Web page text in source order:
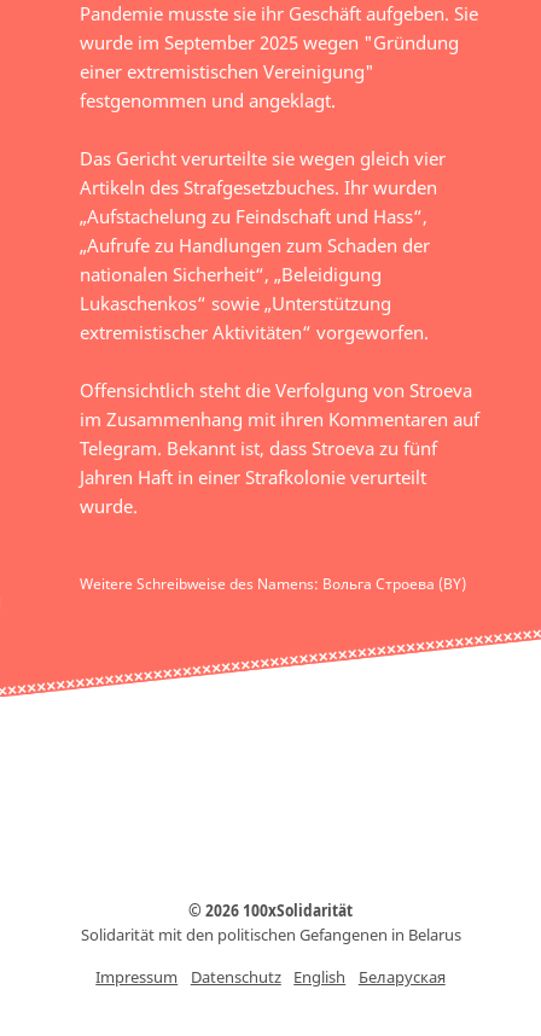
Pandemie musste sie ihr Geschäft aufgeben. Sie
wurde im September 2025 wegen "Gründung
einer extremistischen Vereinigung"
festgenommen und angeklagt.
Das Gericht verurteilte sie wegen gleich vier
Artikeln des Strafgesetzbuches. Ihr wurden
„Aufstachelung zu Feindschaft und Hass“,
„Aufrufe zu Handlungen zum Schaden der
nationalen Sicherheit“, „Beleidigung
Lukaschenkos“ sowie „Unterstützung
extremistischer Aktivitäten“ vorgeworfen.
Offensichtlich steht die Verfolgung von Stroeva
im Zusammenhang mit ihren Kommentaren auf
Telegram. Bekannt ist, dass Stroeva zu fünf
Jahren Haft in einer Strafkolonie verurteilt
wurde.
Weitere Schreibweise des Namens: Вольга Строева (BY)
© 2026 100xSolidarität
Solidarität mit den politischen Gefangenen in Belarus
Impressum
Datenschutz English Беларуская